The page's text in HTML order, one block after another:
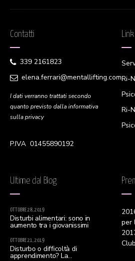
Contatti
339 2161823
elena.ferrari@mentallifting.com
I dati verranno trattati secondo
quanto previsto dalla informativa
sulla privacy
P.IVA 01455890192
Ri-
Ri-
Ultime dal Blog
OTTOBRE 28, 2019
Disturbi alimentari: sono in
aumento tra i giovanissimi
OTTOBRE 21, 2019
Disturbo o difficoltà di
apprendimento? La
per